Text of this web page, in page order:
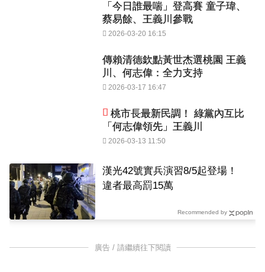
「今日誰最喘」登高賽 童子瑋、
蔡易餘、王義川參戰
2026-03-20 16:15
傳賴清德欽點黃世杰選桃園 王義
川、何志偉：全力支持
2026-03-17 16:47
桃市長最新民調！ 綠黨內互比
「何志偉領先」王義川
2026-03-13 11:50
漢光42號實兵演習8/5起登場！
違者最高罰15萬
Recommended by
廣告 / 請繼續往下閱讀